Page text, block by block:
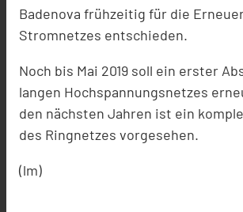
Badenova frühzeitig für die
Stromnetzes entschieden.
Noch bis Mai 2019 soll ein erster
langen Hochspannungsnetzes
den nächsten Jahren ist ein
des Ringnetzes vorgesehen.
(lm)